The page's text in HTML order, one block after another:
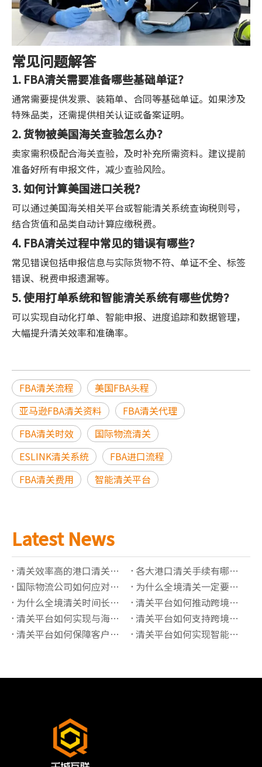
常见问题解答
1. FBA清关需要准备哪些基础单证？
通常需要提供发票、装箱单、合同等基础单证。如果涉及
特殊品类，还需提供相关认证或备案证明。
2. 货物被美国海关查验怎么办？
卖家需积极配合海关查验，及时补充所需资料。建议提前
准备好所有申报文件，减少查验风险。
3. 如何计算美国进口关税？
可以通过美国海关相关平台或智能清关系统查询税则号，
结合货值和品类自动计算应缴税费。
4. FBA清关过程中常见的错误有哪些？
常见错误包括申报信息与实际货物不符、单证不全、标签
错误、税费申报遗漏等。
5. 使用打单系统和智能清关系统有哪些优势？
可以实现自动化打单、智能申报、进度追踪和数据管理，
大幅提升清关效率和准确率。
FBA清关流程
美国FBA头程
亚马逊FBA清关资料
FBA清关代理
FBA清关时效
国际物流清关
ESLINK清关系统
FBA进口流程
FBA清关费用
智能清关平台
Latest News
清关效率高的港口清关公司有哪些推荐？
各大港口清关手续有哪些必须准备的资料？
国际物流公司如何应对高全境清关查验率？
为什么全境清关一定要了解正确的海关编码？
为什么全境清关时间长？有哪些影响因素？
清关平台如何推动跨境贸易“最后一公里”价值提升？
清关平台如何实现与海关系统的实时数据对接？
清关平台如何支持跨境保税仓的清关管理？
清关平台如何保障客户信息的隐私安全？
清关平台如何实现智能化的报关单据管理？